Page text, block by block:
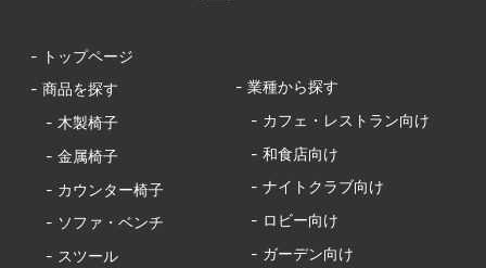
- トップページ
- 商品を探す
- 木製椅子
- 金属椅子
- カウンター椅子
- ソファ・ベンチ
- スツール
- 業種から探す
- カフェ・レストラン向け
- 和食店向け
- ナイトクラブ向け
- ロビー向け
- ガーデン向け